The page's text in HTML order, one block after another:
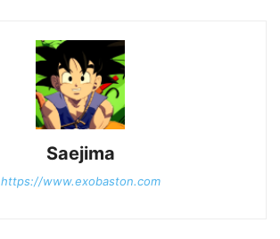
Saejima
https://www.exobaston.com